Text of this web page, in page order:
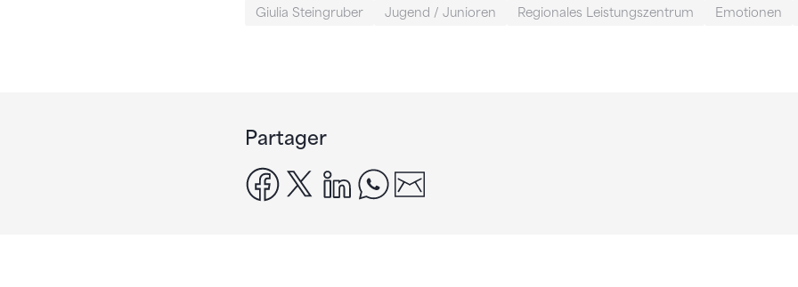
Giulia Steingruber Jugend / Junioren Regionales Leistungszentrum Emotionen
Partager
facebook
x linkedinwhatsapp